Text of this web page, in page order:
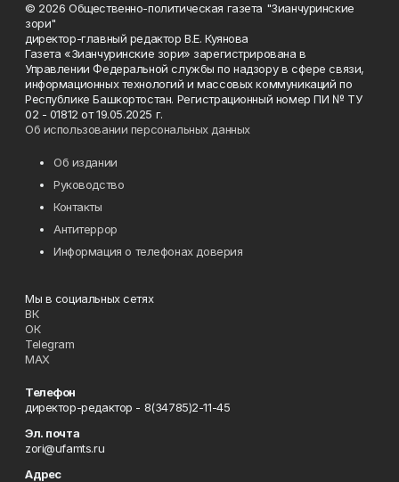
© 2026 Общественно-политическая газета "Зианчуринские
зори"
директор-главный редактор В.Е. Куянова
Газета «Зианчуринские зори» зарегистрирована в
Управлении Федеральной службы по надзору в сфере связи,
информационных технологий и массовых коммуникаций по
Республике Башкортостан. Регистрационный номер ПИ № ТУ
02 - 01812 от 19.05.2025 г.
Об использовании персональных данных
Об издании
Руководство
Контакты
Антитеррор
Информация о телефонах доверия
Мы в социальных сетях
ВК
ОК
Telegram
MAX
Телефон
директор-редактор - 8(34785)2-11-45
Эл. почта
zori@ufamts.ru
Адрес